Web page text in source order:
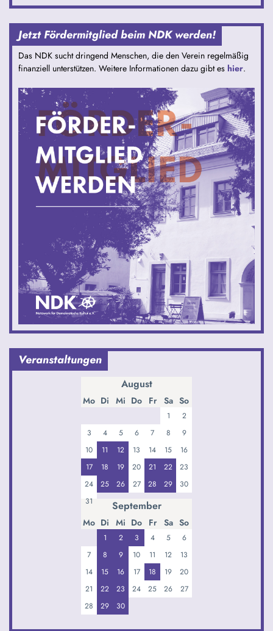
Jetzt Fördermitglied beim NDK werden!
Das NDK sucht dringend Menschen, die den Verein regelmäßig
finanziell unterstützen. Weitere Informationen dazu gibt es hier.
Veranstaltungen
August
Mo Di Mi Do Fr Sa So
1
2
3
4 5 6 7 8
9
10
11 12 13 14 15
16
17
18 19 20 21 22
23
24
25 26 27 28 29
30
31
September
Mo Di Mi Do Fr Sa So
1 2 3 4 5
6
7
8 9 10 11 12
13
14
15 16 17 18 19
20
21
22 23 24 25 26
27
28
29 30